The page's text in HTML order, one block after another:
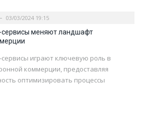
03/03/2024 19:15
меняют ландшафт
играют ключевую роль в
коммерции, предоставляя
оптимизировать процессы